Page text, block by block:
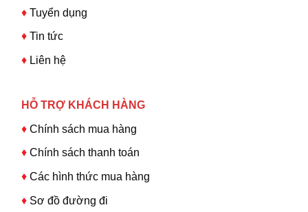
♦Tuyển dụng
♦ Tin tức
♦ Liên hệ
HỖ TRỢ KHÁCH HÀNG
♦Chính sách mua hàng
♦ Chính sách thanh toán
♦ Các hình thức mua hàng
♦ Sơ đồ đường đi